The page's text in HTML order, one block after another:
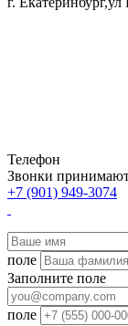
Телефон
Звонки
+7 (901) 949-3074
поле
Заполните поле
поле